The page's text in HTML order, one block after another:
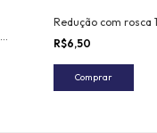
Redução com rosca
R$6,50
Comprar